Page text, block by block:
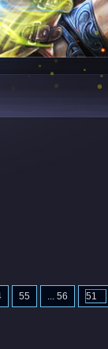
55 ... 56